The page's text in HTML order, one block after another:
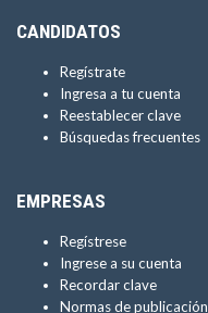
CANDIDATOS
Regístrate
Ingresa a tu cuenta
Reestablecer clave
Búsquedas frecuentes
EMPRESAS
Regístrese
Ingrese a su cuenta
Recordar clave
Normas de publicación